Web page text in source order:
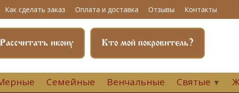
Как сделать заказ Оплата и доставка Отзывы Контакты
Кто мой покровитель?
Рассчитать икону
Семейные Венчальные Святые ▼